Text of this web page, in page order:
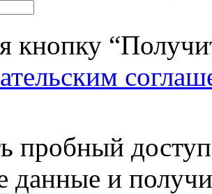
кнопку
пробный доступ
данные и